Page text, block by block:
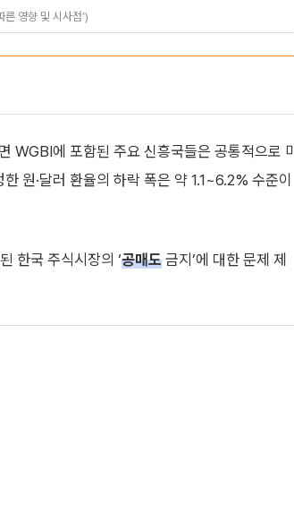
영향 및 시사점’)
WGBI에 포함된 주요 신흥국들은 공통적으로 미
원·달러 환율의 하락 폭은 약 1.1~6.2% 수준이
한국 주식시장의 ‘공매도 금지’에 대한 문제 제